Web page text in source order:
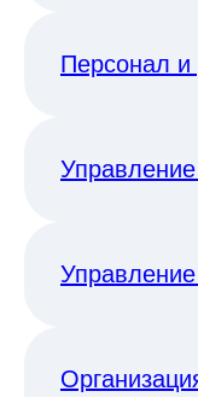
Персонал и